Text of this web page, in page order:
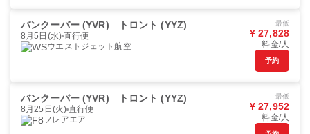
バンクーバー (YVR) トロント (YYZ)
8月5日(水) 直行便
ウエストジェット航空
最低
¥ 27,828
料金/人
予約
バンクーバー (YVR) トロント (YYZ)
8月25日(火) 直行便
フレアエア
最低
¥ 27,952
料金/人